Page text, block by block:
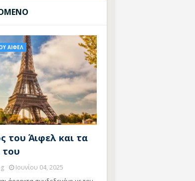
ΑΙΦΕΛ
του Άιφελ και τα
του
Ιουνίου 04, 2025